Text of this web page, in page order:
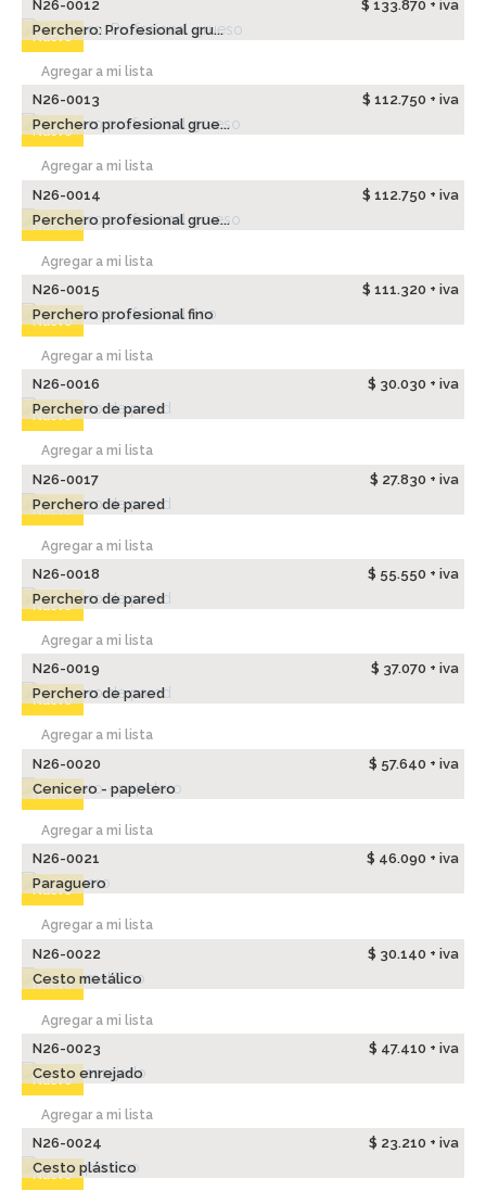
Nuevo
N26-0012
$ 133.870 + iva
Perchero: Profesional gru...
Agregar a mi lista
Nuevo
N26-0013
$ 112.750 + iva
Perchero profesional grue...
Agregar a mi lista
Nuevo
N26-0014
$ 112.750 + iva
Perchero profesional grue...
Agregar a mi lista
Nuevo
N26-0015
$ 111.320 + iva
Perchero profesional fino
Agregar a mi lista
Nuevo
N26-0016
$ 30.030 + iva
Perchero de pared
Agregar a mi lista
Nuevo
N26-0017
$ 27.830 + iva
Perchero de pared
Agregar a mi lista
Nuevo
N26-0018
$ 55.550 + iva
Perchero de pared
Agregar a mi lista
Nuevo
N26-0019
$ 37.070 + iva
Perchero de pared
Agregar a mi lista
Nuevo
N26-0020
$ 57.640 + iva
Cenicero - papelero
Agregar a mi lista
Nuevo
N26-0021
$ 46.090 + iva
Paraguero
Agregar a mi lista
Nuevo
N26-0022
$ 30.140 + iva
Cesto metálico
Agregar a mi lista
Nuevo
N26-0023
$ 47.410 + iva
Cesto enrejado
Agregar a mi lista
Nuevo
N26-0024
$ 23.210 + iva
Cesto plástico